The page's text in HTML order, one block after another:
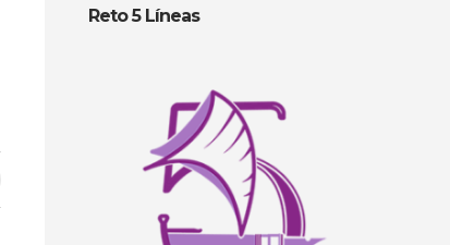
Reto 5 Líneas